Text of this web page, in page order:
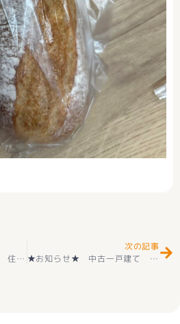
★お知らせ★甲府市砂田町 住宅用地 好評販売中(^^♪
次の記事
★お知らせ★ 中古一戸建て 甲府市羽黒町 中古 落ち着いた邸宅 ２階建 住宅街の住戸